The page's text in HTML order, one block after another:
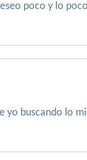
poco y lo
yo buscando lo